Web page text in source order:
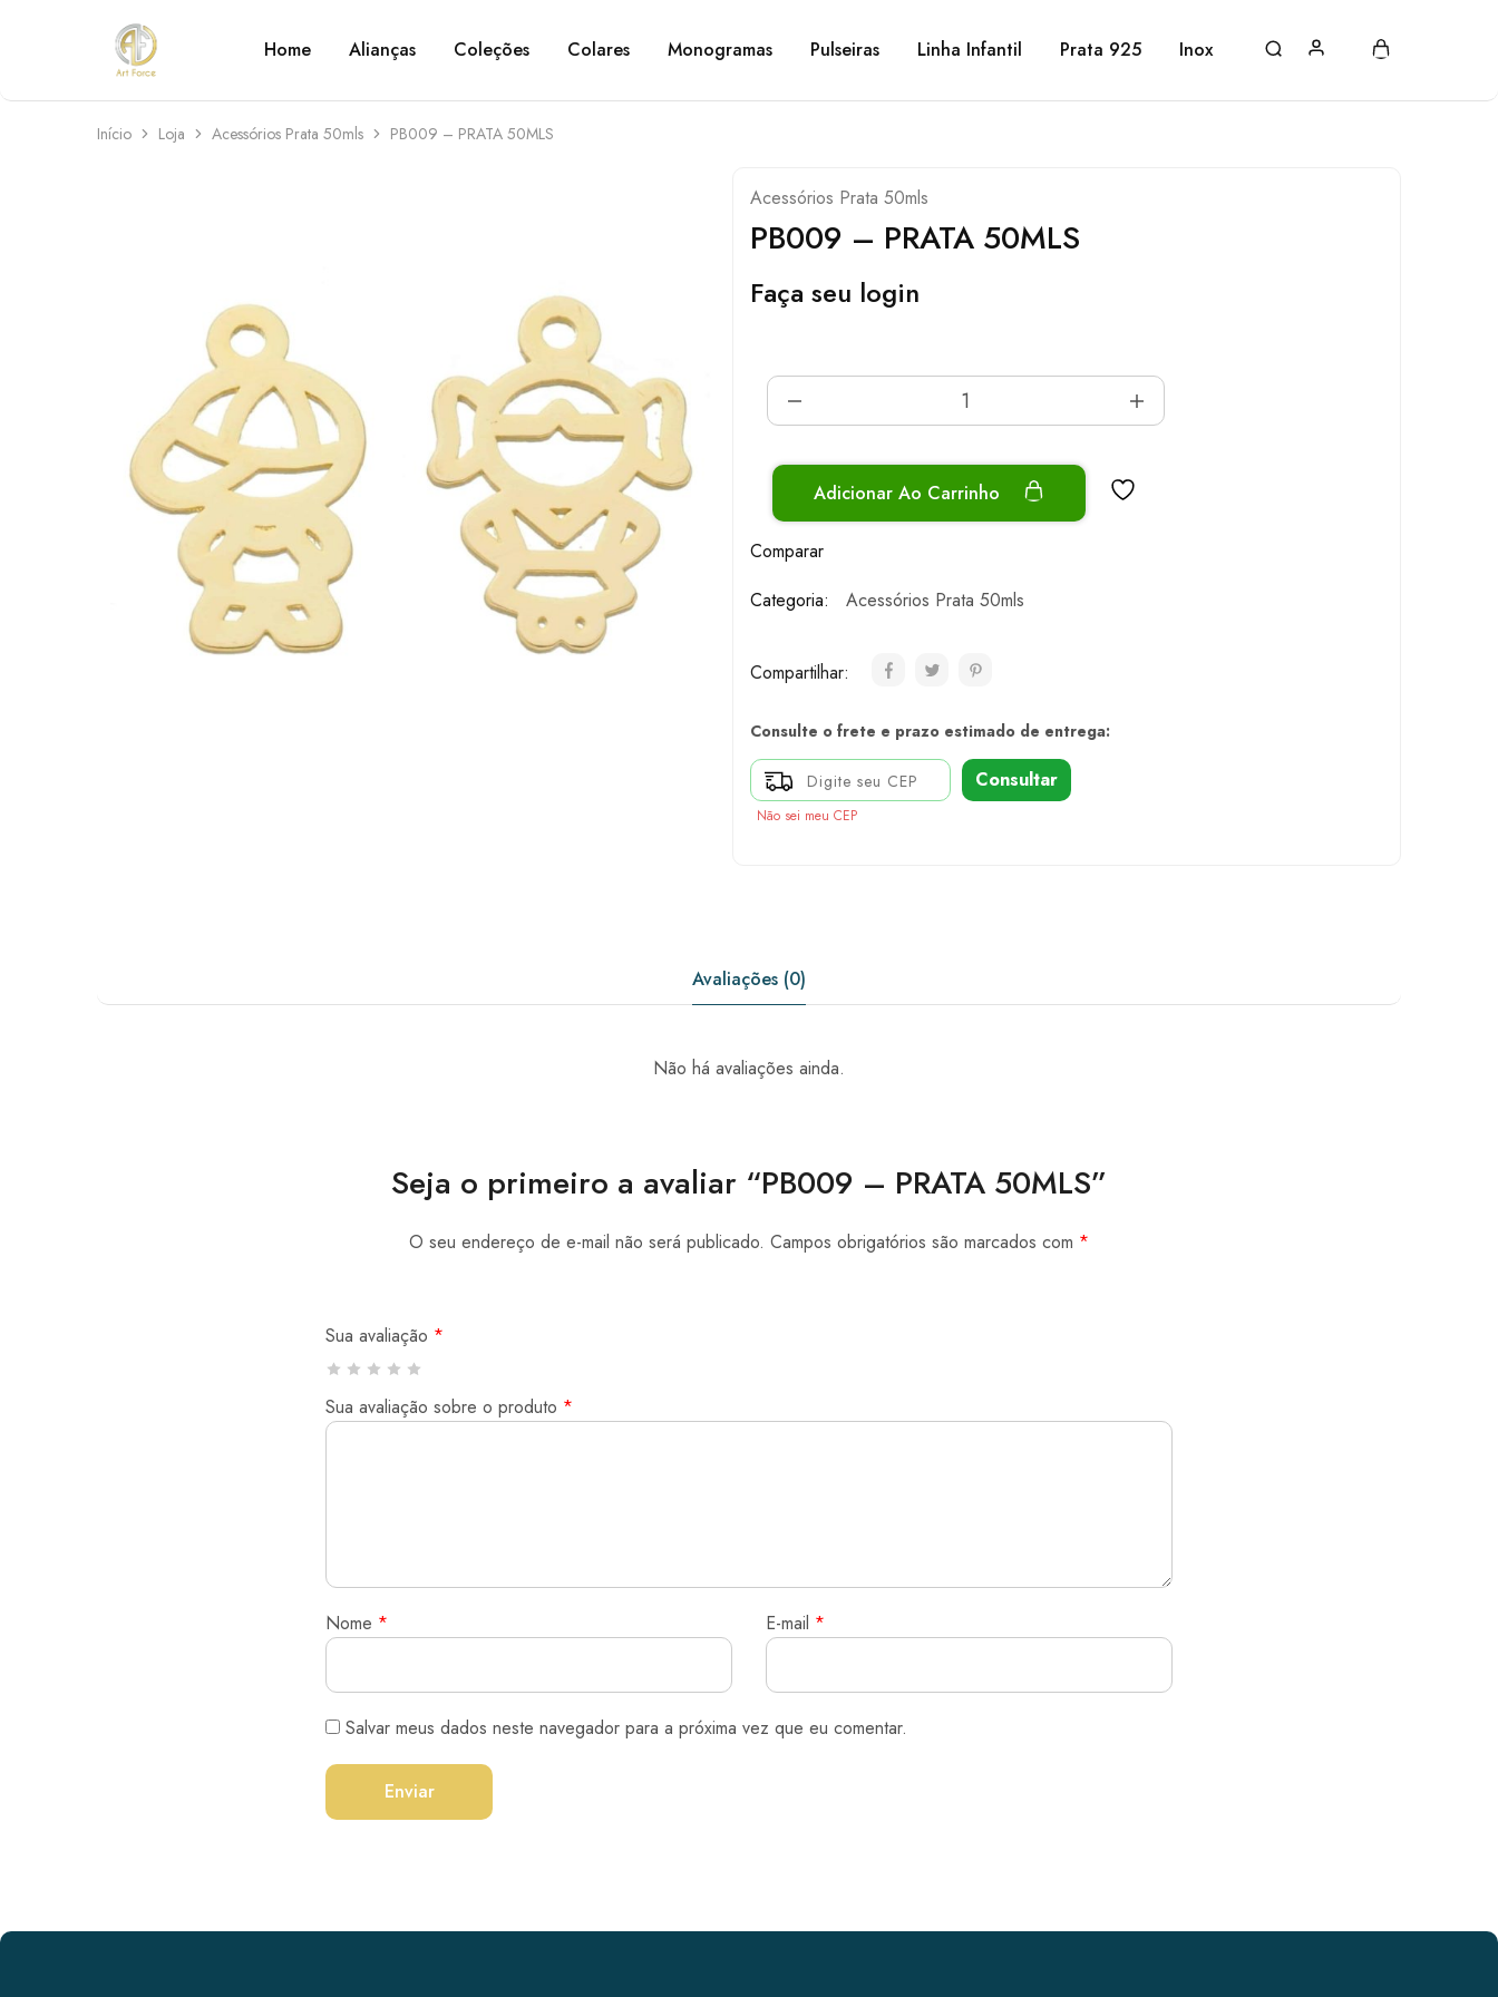
Art
Force
Semijoias
personalizadas
Home Alianças Coleções Colares Monogramas Pulseiras Linha Infantil Prata 925 Inox
Início Loja Acessórios Prata 50mls PB009 – PRATA 50MLS
Acessórios Prata 50mls
PB009 – PRATA 50MLS
Faça seu login
Adicionar Ao Carrinho
Comparar
Categoria:
Acessórios Prata 50mls
Compartilhar:
Consulte o frete e prazo estimado de entrega:
Consultar
Não sei meu CEP
Avaliações (0)
Não há avaliações ainda.
Seja o primeiro a avaliar “PB009 – PRATA 50MLS”
O seu endereço de e-mail não será publicado. Campos obrigatórios são marcados com *
Sua avaliação *
Sua avaliação sobre o produto *
Nome * E-mail *
Salvar meus dados neste navegador para a próxima vez que eu comentar.